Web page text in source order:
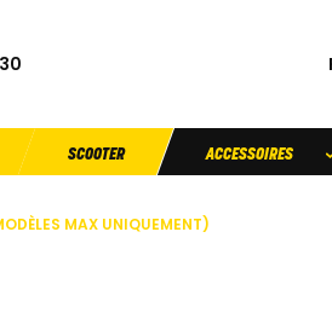
SCOOTER ACCESSOIRES
MAX UNIQUEMENT)